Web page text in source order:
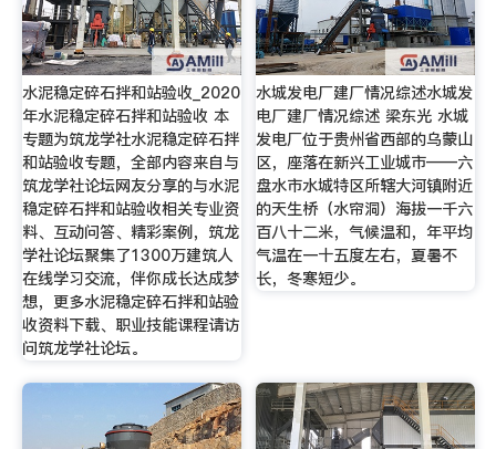
水泥稳定碎石拌和站验收_2020
年水泥稳定碎石拌和站验收 本
专题为筑龙学社水泥稳定碎石拌
和站验收专题，全部内容来自与
筑龙学社论坛网友分享的与水泥
稳定碎石拌和站验收相关专业资
料、互动问答、精彩案例，筑龙
学社论坛聚集了1300万建筑人
在线学习交流，伴你成长达成梦
想，更多水泥稳定碎石拌和站验
收资料下载、职业技能课程请访
问筑龙学社论坛。
水城发电厂建厂情况综述水城发
电厂建厂情况综述 梁东光 水城
发电厂位于贵州省西部的乌蒙山
区，座落在新兴工业城市——六
盘水市水城特区所辖大河镇附近
的天生桥（水帘洞）海拔一千六
百八十二米，气候温和，年平均
气温在一十五度左右，夏暑不
长，冬寒短少。